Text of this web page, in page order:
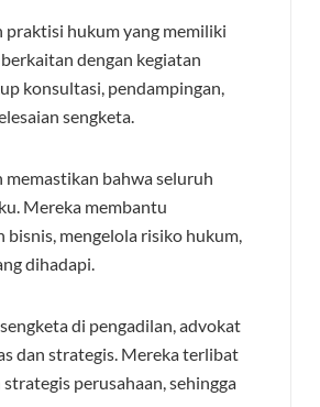
praktisi hukum yang memiliki
dengan kegiatan
konsultasi, pendampingan,
sengketa.
bahwa seluruh
Mereka membantu
mengelola risiko hukum,
dihadapi.
di pengadilan, advokat
dan strategis. Mereka terlibat
perusahaan, sehingga